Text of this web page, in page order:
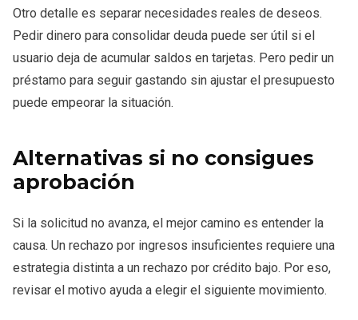
Otro detalle es separar necesidades reales de deseos.
Pedir dinero para consolidar deuda puede ser útil si el
usuario deja de acumular saldos en tarjetas. Pero pedir un
préstamo para seguir gastando sin ajustar el presupuesto
puede empeorar la situación.
Alternativas si no consigues
aprobación
Si la solicitud no avanza, el mejor camino es entender la
causa. Un rechazo por ingresos insuficientes requiere una
estrategia distinta a un rechazo por crédito bajo. Por eso,
revisar el motivo ayuda a elegir el siguiente movimiento.